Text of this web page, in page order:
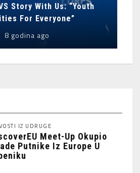
Story With Us: “Youth
For Everyone”
8 godina ago
IZ UDRUGE
Meet-Up Okupio
Putnike Iz Europe U